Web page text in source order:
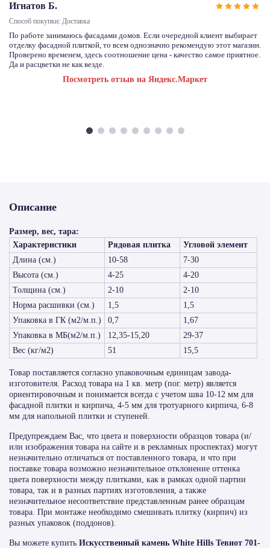
Игнатов Б.
Способ покупки: Доставка
По работе занимаюсь фасадами домов. Если очередной клиент выбирает
отделку фасадной плиткой, то всем однозначно рекомендую этот магазин.
Проверено временем, здесь соотношение цена - качество самое приятное.
Да и расцветки не как везде.
Посмотреть отзыв на Яндекс.Маркет
Описание
Размер, вес, тара:
Характеристики
Рядовая плитка
Угловой элемент
Длина (см.)
10-58
7-30
Высота (см.)
4-25
4-20
Толщина (см.)
2-10
2-10
Норма расшивки (см.)
1,5
1,5
Упаковка в ГК (м2/м.п.)
0,7
1,67
Упаковка в МБ(м2/м.п.)
12,35-15,20
29-37
Вес (кг/м2)
51 15,5
Товар поставляется согласно упаковочным единицам завода-
изготовителя. Расход товара на 1 кв. метр (пог. метр) является
ориентировочным и понимается всегда с учетом шва 10-12 мм для
фасадной плитки и кирпича, 4-5 мм для тротуарного кирпича, 6-8
мм для напольной плитки и ступеней.
Предупреждаем Вас, что цвета и поверхности образцов товара (и/
или изображения товара на сайте и в рекламных проспектах) могут
незначительно отличаться от поставленного товара, и что при
поставке товара возможно незначительное отклонение оттенка
цвета поверхности между плитками, как в рамках одной партии
товара, так и в разных партиях изготовления, а также
незначительное несоответствие представленным ранее образцам
товара. При монтаже необходимо смешивать плитку (кирпич) из
разных упаковок (поддонов).
Вы можете купить Искусственный камень White Hills Тевиот 701-